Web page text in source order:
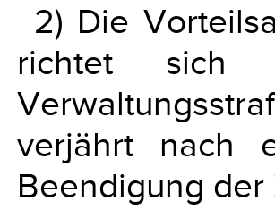
2) Die
richtet sich
verjährt nach
Beendigung